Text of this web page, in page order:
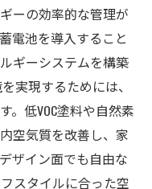
ーの効率的な管理が
電池を導入すること
ギーシステムを構築
実現するためには、
。低VOC塗料や自然素
空気質を改善し、家
ザイン面でも自由な
スタイルに合った空